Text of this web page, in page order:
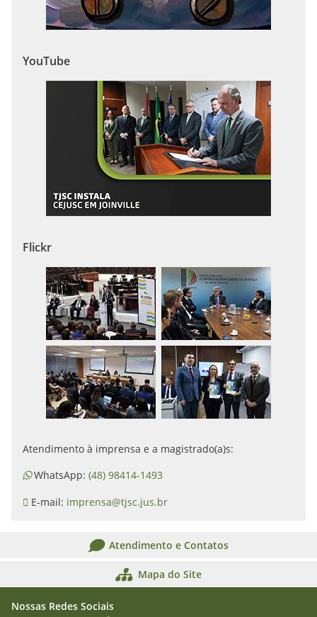
YouTube
Flickr
Atendimento à imprensa e a magistrado(a)s:
WhatsApp: (48) 98414-1493
E-mail: imprensa@tjsc.jus.br
Atendimento e Contatos
Mapa do Site
Nossas Redes Sociais